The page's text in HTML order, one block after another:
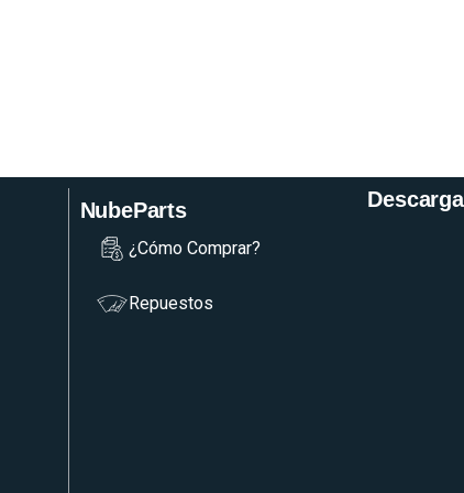
NubeParts
¿Cómo Comprar?
Repuestos